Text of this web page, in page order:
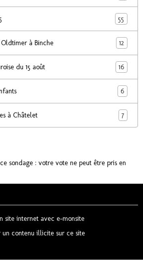
55
Oldtimer à Binche 12
du 15 août 16
6
à Châtelet 7
sondage : votre vote ne peut être pris en
site internet avec e-monsite
un contenu illicite sur ce site